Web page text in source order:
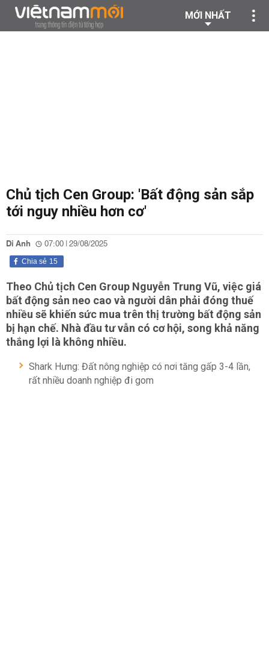
MỚI NHẤT
Chủ tịch Cen Group: 'Bất động sản sắp
tới nguy nhiều hơn cơ'
Di Anh 07:00 | 29/08/2025
15
Chia sẻ
Theo Chủ tịch Cen Group Nguyễn Trung Vũ, việc giá
bất động sản neo cao và người dân phải đóng thuế
nhiều sẽ khiến sức mua trên thị trường bất động sản
bị hạn chế. Nhà đầu tư vẫn có cơ hội, song khả năng
thắng lợi là không nhiều.
Shark Hưng: Đất nông nghiệp có nơi tăng gấp 3-4 lần,
rất nhiều doanh nghiệp đi gom